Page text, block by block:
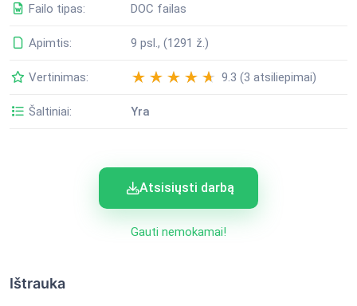
Failo tipas: DOC failas
Apimtis: 9 psl., (1291 ž.)
Vertinimas: 9.3 (3 atsiliepimai)
Šaltiniai: Yra
Atsisiųsti darbą
Gauti nemokamai!
Ištrauka